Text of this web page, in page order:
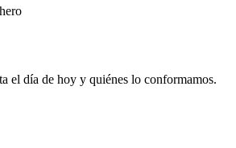
el día de hoy y quiénes lo conformamos.